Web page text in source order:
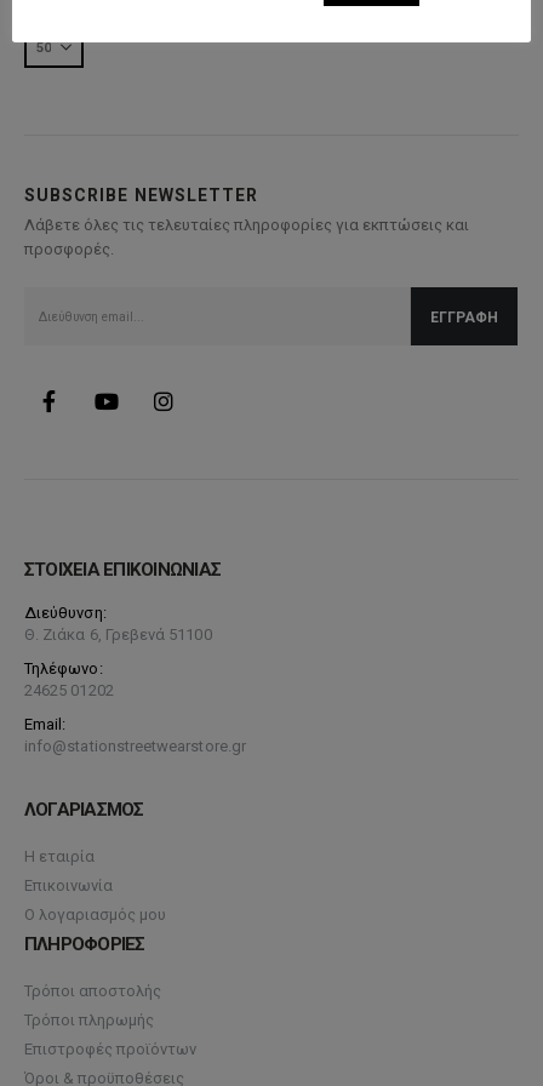
SUBSCRIBE NEWSLETTER
Λάβετε όλες τις τελευταίες πληροφορίες για εκπτώσεις και
προσφορές.
ΣΤΟΙΧΕΙΑ ΕΠΙΚΟΙΝΩΝΙΑΣ
Διεύθυνση:
Θ. Ζιάκα 6, Γρεβενά 51100
Τηλέφωνο:
24625 01202
Email:
info@stationstreetwearstore.gr
ΛΟΓΑΡΙΑΣΜΟΣ
Η εταιρία
Επικοινωνία
Ο λογαριασμός μου
ΠΛΗΡΟΦΟΡΙΕΣ
Τρόποι αποστολής
Τρόποι πληρωμής
Επιστροφές προϊόντων
Όροι & προϋποθέσεις